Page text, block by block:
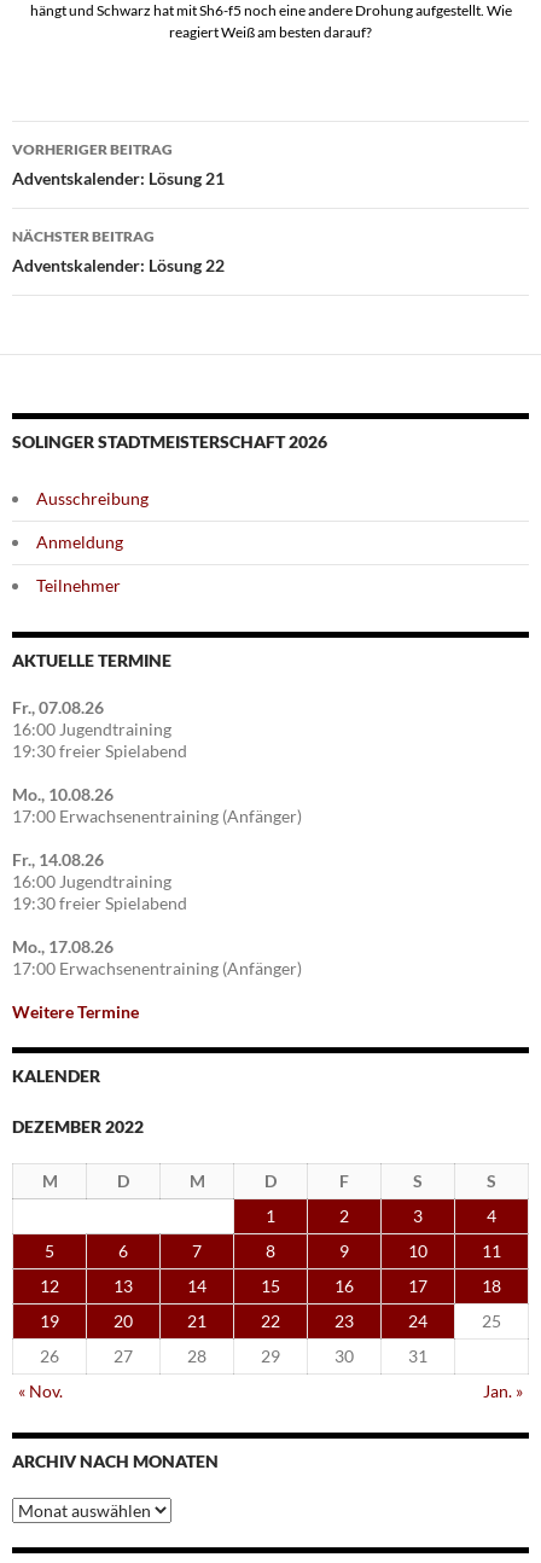
hängt und Schwarz hat mit Sh6-f5 noch eine andere Drohung aufgestellt. Wie
reagiert Weiß am besten darauf?
Beitragsnavigation
VORHERIGER BEITRAG
Adventskalender: Lösung 21
NÄCHSTER BEITRAG
Adventskalender: Lösung 22
SOLINGER STADTMEISTERSCHAFT 2026
Ausschreibung
Anmeldung
Teilnehmer
AKTUELLE TERMINE
Fr., 07.08.26
16:00 Jugendtraining
19:30 freier Spielabend
Mo., 10.08.26
17:00 Erwachsenentraining (Anfänger)
Fr., 14.08.26
16:00 Jugendtraining
19:30 freier Spielabend
Mo., 17.08.26
17:00 Erwachsenentraining (Anfänger)
Weitere Termine
KALENDER
DEZEMBER 2022
M D M D F S
S
1
2 3
4
5
6 7 8 9 10
11
12
13 14 15 16 17
18
19
20 21 22 23 24
25
26
27 28 29 30
31
« Nov.
Jan. »
ARCHIV NACH MONATEN
Archiv
nach
Monaten